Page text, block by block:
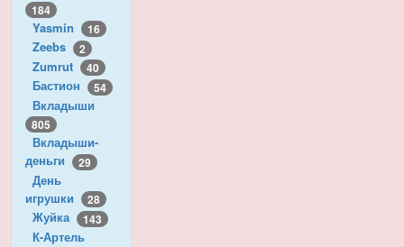
184
Yasmin 16
Zeebs 2
Zumrut 40
Бастион 54
Вкладыши
805
Вкладыши-
деньги
29
День
игрушки
28
Жуйка 143
К-Артель